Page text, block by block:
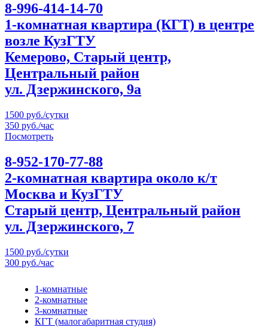
8-996-414-14-70
1-комнатная квартира (КГТ) в центре
возле КузГТУ
Кемерово, Старый центр,
Центральный район
ул. Дзержинского, 9а
1500 руб./сутки
350 руб./час
Посмотреть
8-952-170-77-88
2-комнатная квартира около к/т
Москва и КузГТУ
Старый центр, Центральный район
ул. Дзержинского, 7
1500 руб./сутки
300 руб./час
1-комнатные
2-комнатные
3-комнатные
КГТ (малогабаритная студия)